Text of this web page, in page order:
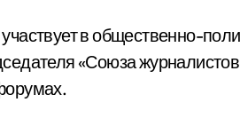
в общественно-
«Союза